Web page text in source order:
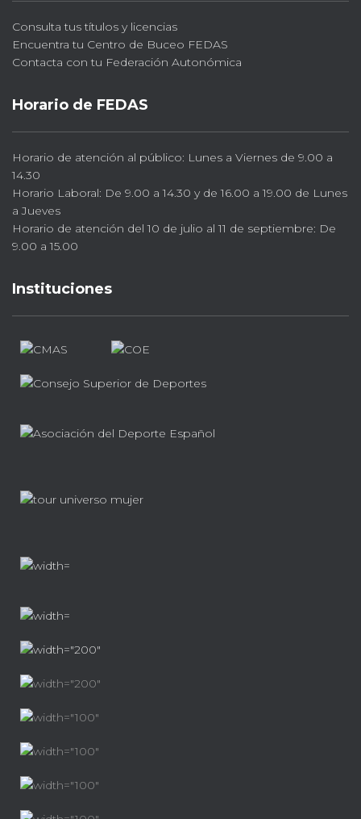
Consulta tus títulos y licencias
Encuentra tu Centro de Buceo FEDAS
Contacta con tu Federación Autonómica
Horario de FEDAS
Horario de atención al público: Lunes a Viernes de 9.00 a
14.30
Horario Laboral: De 9.00 a 14.30 y de 16.00 a 19.00 de Lunes
a Jueves
Horario de atención del 10 de julio al 11 de septiembre: De
9.00 a 15.00
Instituciones